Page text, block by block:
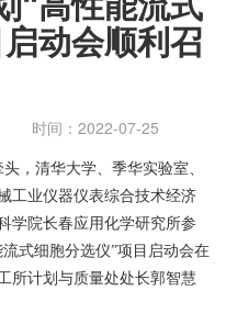
动会顺利召
时间：2022-07-25
，清华大学、季华实验室、
工业仪器仪表综合技术经济
学院长春应用化学研究所参
式细胞分选仪”项目启动会在
所计划与质量处处长郭智慧